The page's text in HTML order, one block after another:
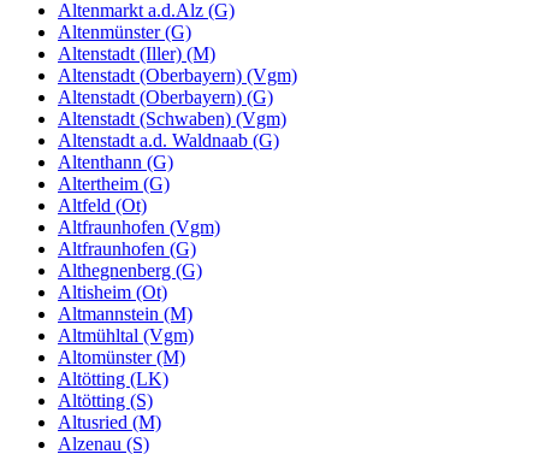
Altenmarkt a.d.Alz (G)
Altenmünster (G)
Altenstadt (Iller) (M)
Altenstadt (Oberbayern) (Vgm)
Altenstadt (Oberbayern) (G)
Altenstadt (Schwaben) (Vgm)
Altenstadt a.d. Waldnaab (G)
Altenthann (G)
Altertheim (G)
Altfeld (Ot)
Altfraunhofen (Vgm)
Altfraunhofen (G)
Althegnenberg (G)
Altisheim (Ot)
Altmannstein (M)
Altmühltal (Vgm)
Altomünster (M)
Altötting (LK)
Altötting (S)
Altusried (M)
Alzenau (S)